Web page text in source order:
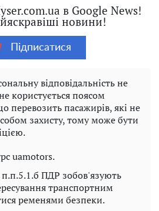
в Google News!
новини!
Підписатися
відповідальність не
користується поясом
перевозить пасажирів, які не
захисту, тому може бути
uamotors.
ПДР зобов'язують
транспортним
ременями безпеки.